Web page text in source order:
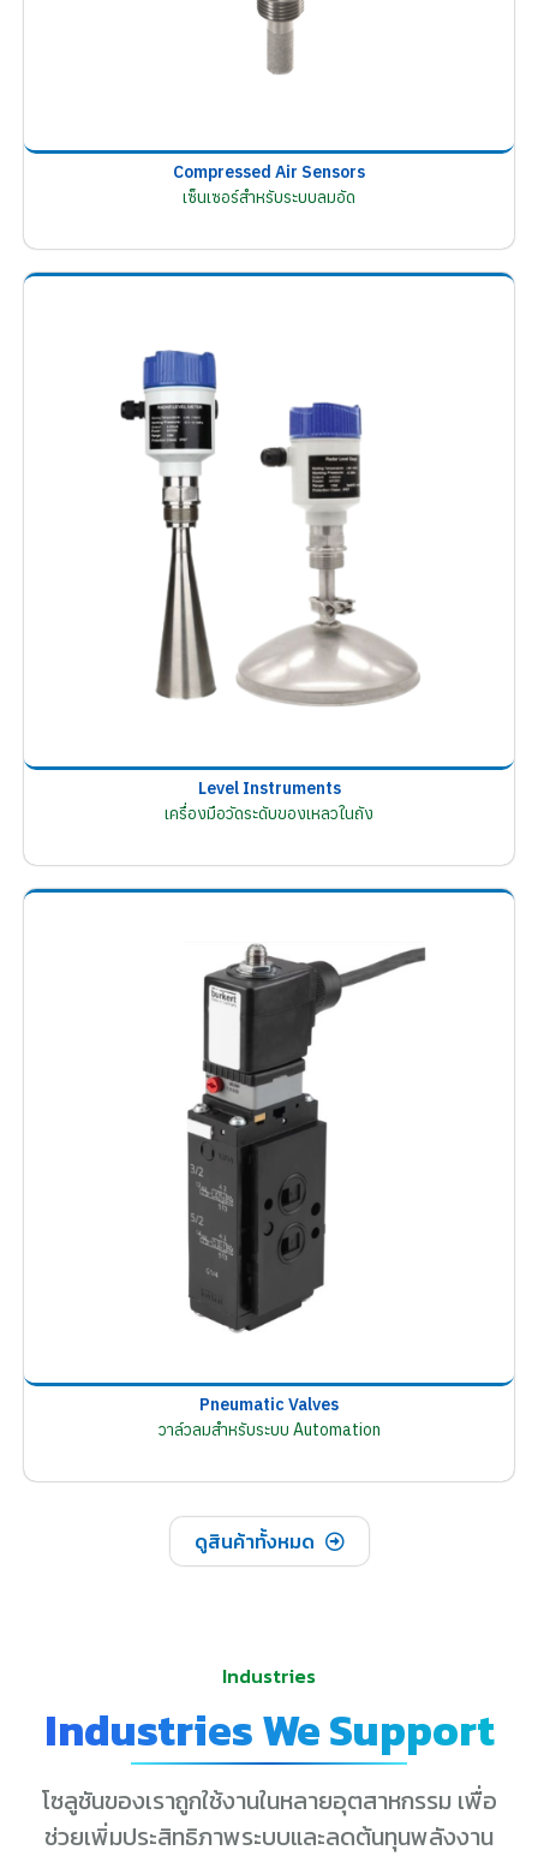
Compressed Air Sensors
เซ็นเซอร์สำหรับระบบลมอัด
Level Instruments
เครื่องมือวัดระดับของเหลวในถัง
Pneumatic Valves
วาล์วลมสำหรับระบบ Automation
ดูสินค้าทั้งหมด
Industries
Industries We Support
โซลูชันของเราถูกใช้งานในหลายอุตสาหกรรม เพื่อ
ช่วยเพิ่มประสิทธิภาพระบบและลดต้นทุนพลังงาน